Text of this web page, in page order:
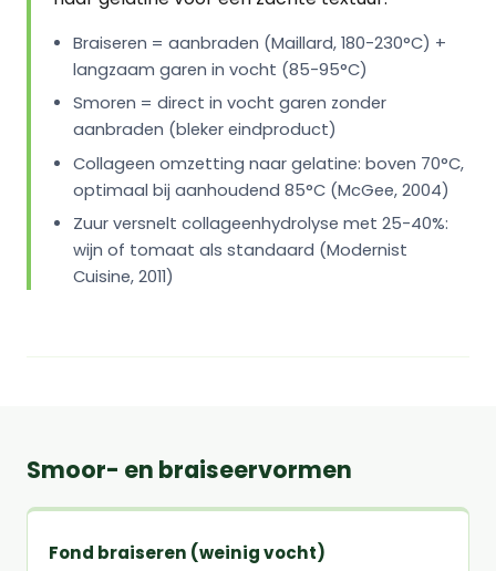
Braiseren = aanbraden (Maillard, 180-230°C) +
langzaam garen in vocht (85-95°C)
Smoren = direct in vocht garen zonder
aanbraden (bleker eindproduct)
Collageen omzetting naar gelatine: boven 70°C,
optimaal bij aanhoudend 85°C (McGee, 2004)
Zuur versnelt collageenhydrolyse met 25-40%:
wijn of tomaat als standaard (Modernist
Cuisine, 2011)
Smoor- en braiseervormen
Fond braiseren (weinig vocht)